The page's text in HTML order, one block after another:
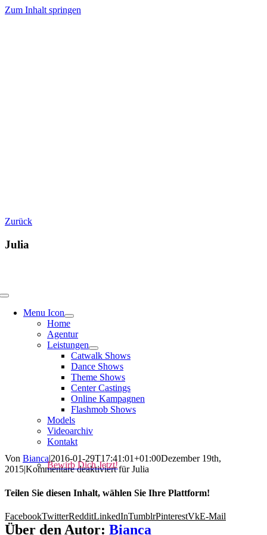
Zum Inhalt springen
Menu Icon
Home
Agentur
Leistungen
Catwalk Shows
Dance Shows
Theme Shows
Center Castings
Online Kampagnen
Flashmob Shows
Models
Videoarchiv
Kontakt
Bewirb Dich Jetzt!
Zurück
Julia
Von Bianca|2016-01-29T17:41:01+01:00Dezember 19th,
2015|Kommentare deaktiviertfür Julia
Teilen Sie diesen Inhalt, wählen Sie Ihre Plattform!
FacebookTwitterRedditLinkedInTumblrPinterestVkE-Mail
Über den Autor: Bianca